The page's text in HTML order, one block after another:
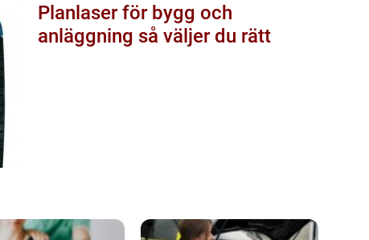
Planlaser för bygg och
anläggning så väljer du rätt